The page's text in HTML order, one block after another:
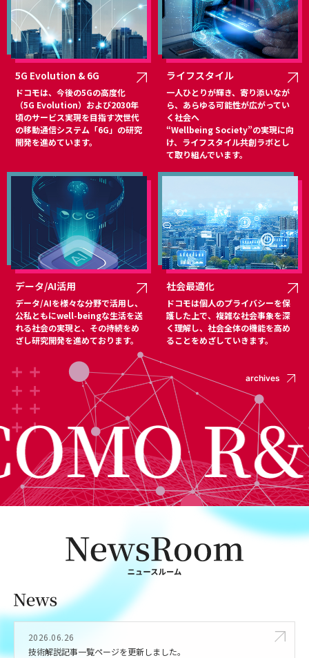
5G Evolution & 6G
ドコモは、今後の5Gの高度化
（5G Evolution）および2030年
頃のサービス実現を目指す次世代
の移動通信システム「6G」の研究
開発を進めています。
ライフスタイル
一人ひとりが輝き、寄り添いなが
ら、あらゆる可能性が広がってい
く社会へ
“Wellbeing Society”の実現に向
け、ライフスタイル共創ラボとし
て取り組んでいます。
データ/AI活用
データ/AIを様々な分野で活用し、
公私ともにwell-beingな生活を送
れる社会の実現と、その持続をめ
ざし研究開発を進めております。
社会最適化
ドコモは個人のプライバシーを保
護した上で、複雑な社会事象を深
く理解し、社会全体の機能を高め
ることをめざしていきます。
archives
2026.06.26
技術解説記事一覧ページを更新しました。